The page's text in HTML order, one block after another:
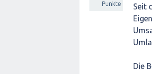
Punkte
Seit
Die